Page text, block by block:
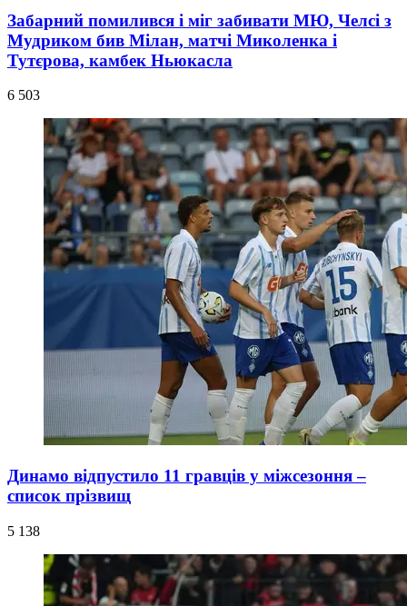
Забарний помилився і міг забивати МЮ, Челсі з
Мудриком бив Мілан, матчі Миколенка і
Тутєрова, камбек Ньюкасла
6 503
Динамо відпустило 11 гравців у міжсезоння –
список прізвищ
5 138